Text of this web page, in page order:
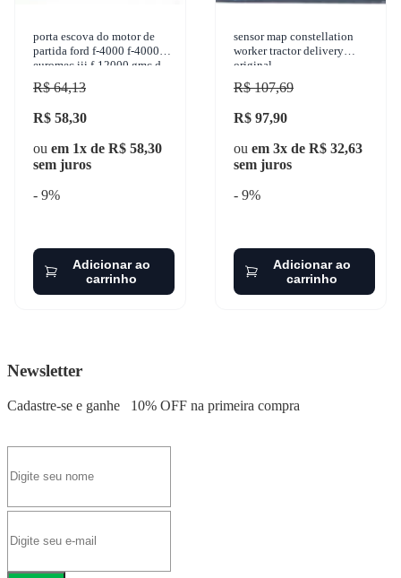
porta escova do motor de
partida ford f-4000 f-4000
euromec iii f-12000 gmc d-
60 new holland 7630 1950-
2011 sulcarbon -
R$ 64,13
R$ 58,30
ou em 1x de R$ 58,30
sem juros
- 9%
Adicionar ao
carrinho
sensor map constellation
worker tractor delivery
original
R$ 107,69
R$ 97,90
ou em 3x de R$ 32,63
sem juros
- 9%
Adicionar ao
carrinho
Newsletter
Cadastre-se e ganhe 10% OFF na primeira compra